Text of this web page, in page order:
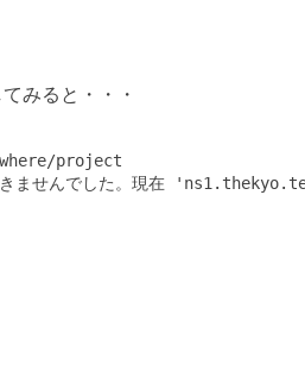
みると・・・
project